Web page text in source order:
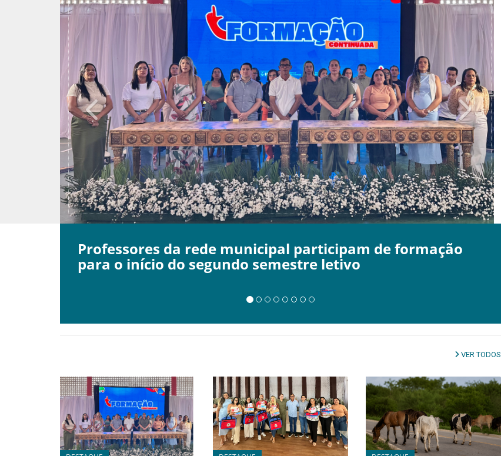
Prefeitura de Inajá realiza formação pedagógica e
entrega kits escolares aos professores da rede municipal
Previous Next
VER TODOS